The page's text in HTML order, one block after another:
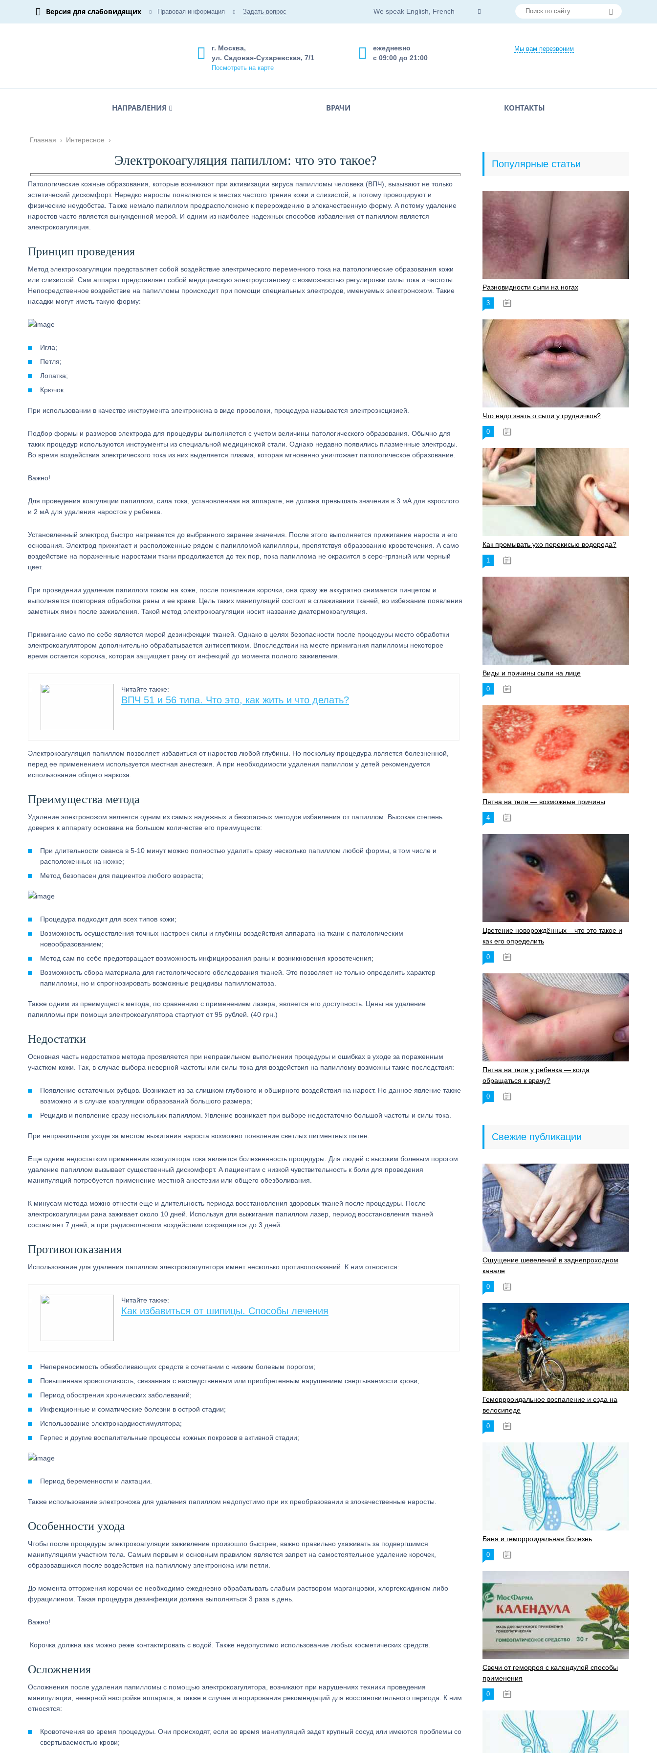
Версия для слабовидящих Правовая информация Задать вопрос We speak English, French
Мы вам перезвоним
ежедневно
с 09:00 до 21:00
г. Москва,
ул. Садовая-Сухаревская, 7/1
Посмотреть на карте
НАПРАВЛЕНИЯ ВРАЧИ КОНТАКТЫ
Главная › Интересное ›
Электрокоагуляция папиллом: что это такое?
Патологические кожные образования, которые возникают при активизации вируса папилломы человека (ВПЧ), вызывают не только
эстетический дискомфорт. Нередко наросты появляются в местах частого трения кожи и слизистой, а потому провоцируют и
физические неудобства. Также немало папиллом предрасположено к перерождению в злокачественную форму. А потому удаление
наростов часто является вынужденной мерой. И одним из наиболее надежных способов избавления от папиллом является
электрокоагуляция.
Принцип проведения
Метод электрокоагуляции представляет собой воздействие электрического переменного тока на патологические образования кожи
или слизистой. Сам аппарат представляет собой медицинскую электроустановку с возможностью регулировки силы тока и частоты.
Непосредственное воздействие на папилломы происходит при помощи специальных электродов, именуемых электроножом. Такие
насадки могут иметь такую форму:
Игла;
Петля;
Лопатка;
Крючок.
При использовании в качестве инструмента электроножа в виде проволоки, процедура называется электроэксцизией.
Подбор формы и размеров электрода для процедуры выполняется с учетом величины патологического образования. Обычно для
таких процедур используются инструменты из специальной медицинской стали. Однако недавно появились плазменные электроды.
Во время воздействия электрического тока из них выделяется плазма, которая мгновенно уничтожает патологическое образование.
Важно!
Для проведения коагуляции папиллом, сила тока, установленная на аппарате, не должна превышать значения в 3 мА для взрослого
и 2 мА для удаления наростов у ребенка.
Установленный электрод быстро нагревается до выбранного заранее значения. После этого выполняется прижигание нароста и его
основания. Электрод прижигает и расположенные рядом с папилломой капилляры, препятствуя образованию кровотечения. А само
воздействие на пораженные наростами ткани продолжается до тех пор, пока папиллома не окрасится в серо-грязный или черный
цвет.
При проведении удаления папиллом током на коже, после появления корочки, она сразу же аккуратно снимается пинцетом и
выполняется повторная обработка раны и ее краев. Цель таких манипуляций состоит в сглаживании тканей, во избежание появления
заметных ямок после заживления. Такой метод электрокоагуляции носит название диатермокоагуляция.
Прижигание само по себе является мерой дезинфекции тканей. Однако в целях безопасности после процедуры место обработки
электрокоагулятором дополнительно обрабатывается антисептиком. Впоследствии на месте прижигания папилломы некоторое
время остается корочка, которая защищает рану от инфекций до момента полного заживления.
Читайте также:
ВПЧ 51 и 56 типа. Что это, как жить и что делать?
Электрокоагуляция папиллом позволяет избавиться от наростов любой глубины. Но поскольку процедура является болезненной,
перед ее применением используется местная анестезия. А при необходимости удаления папиллом у детей рекомендуется
использование общего наркоза.
Преимущества метода
Удаление электроножом является одним из самых надежных и безопасных методов избавления от папиллом. Высокая степень
доверия к аппарату основана на большом количестве его преимуществ:
При длительности сеанса в 5-10 минут можно полностью удалить сразу несколько папиллом любой формы, в том числе и
расположенных на ножке;
Метод безопасен для пациентов любого возраста;
Процедура подходит для всех типов кожи;
Возможность осуществления точных настроек силы и глубины воздействия аппарата на ткани с патологическим
новообразованием;
Метод сам по себе предотвращает возможность инфицирования раны и возникновения кровотечения;
Возможность сбора материала для гистологического обследования тканей. Это позволяет не только определить характер
папилломы, но и спрогнозировать возможные рецидивы папилломатоза.
Также одним из преимуществ метода, по сравнению с применением лазера, является его доступность. Цены на удаление
папилломы при помощи электрокоагулятора стартуют от 95 рублей. (40 грн.)
Недостатки
Основная часть недостатков метода проявляется при неправильном выполнении процедуры и ошибках в уходе за пораженным
участком кожи. Так, в случае выбора неверной частоты или силы тока для воздействия на папиллому возможны такие последствия:
Появление остаточных рубцов. Возникает из-за слишком глубокого и обширного воздействия на нарост. Но данное явление также
возможно и в случае коагуляции образований большого размера;
Рецидив и появление сразу нескольких папиллом. Явление возникает при выборе недостаточно большой частоты и силы тока.
При неправильном уходе за местом выжигания нароста возможно появление светлых пигментных пятен.
Еще одним недостатком применения коагулятора тока является болезненность процедуры. Для людей с высоким болевым порогом
удаление папиллом вызывает существенный дискомфорт. А пациентам с низкой чувствительность к боли для проведения
манипуляций потребуется применение местной анестезии или общего обезболивания.
К минусам метода можно отнести еще и длительность периода восстановления здоровых тканей после процедуры. После
электрокоагуляции рана заживает около 10 дней. Используя для выжигания папиллом лазер, период восстановления тканей
составляет 7 дней, а при радиоволновом воздействии сокращается до 3 дней.
Противопоказания
Использование для удаления папиллом электрокоагулятора имеет несколько противопоказаний. К ним относятся:
Читайте также:
Как избавиться от шипицы. Способы лечения
Непереносимость обезболивающих средств в сочетании с низким болевым порогом;
Повышенная кровоточивость, связанная с наследственным или приобретенным нарушением свертываемости крови;
Период обострения хронических заболеваний;
Инфекционные и соматические болезни в острой стадии;
Использование электрокардиостимулятора;
Герпес и другие воспалительные процессы кожных покровов в активной стадии;
Период беременности и лактации.
Также использование электроножа для удаления папиллом недопустимо при их преобразовании в злокачественные наросты.
Особенности ухода
Чтобы после процедуры электрокоагуляции заживление произошло быстрее, важно правильно ухаживать за подвергшимся
манипуляциям участком тела. Самым первым и основным правилом является запрет на самостоятельное удаление корочек,
образовавшихся после воздействия на папиллому электроножа или петли.
До момента отторжения корочки ее необходимо ежедневно обрабатывать слабым раствором марганцовки, хлоргексидином либо
фурацилином. Такая процедура дезинфекции должна выполняться 3 раза в день.
Важно!
Корочка должна как можно реже контактировать с водой. Также недопустимо использование любых косметических средств.
Осложнения
Осложнения после удаления папилломы с помощью электрокоагулятора, возникают при нарушениях техники проведения
манипуляции, неверной настройке аппарата, а также в случае игнорирования рекомендаций для восстановительного периода. К ним
относятся:
Кровотечения во время процедуры. Они происходят, если во время манипуляций задет крупный сосуд или имеются проблемы со
свертываемостью крови;
Популярные статьи
Разновидности сыпи на ногах
3
Что надо знать о сыпи у грудничков?
0
Как промывать ухо перекисью водорода?
1
Виды и причины сыпи на лице
0
Пятна на теле — возможные причины
4
Цветение новорождённых – что это такое и
как его определить
0
Пятна на теле у ребенка — когда
обращаться к врачу?
0
Свежие публикации
Ощущение шевелений в заднепроходном
канале
0
Геморрроидальное воспаление и езда на
велосипеде
0
Баня и геморроидальная болезнь
0
Свечи от геморроя с календулой способы
применения
0